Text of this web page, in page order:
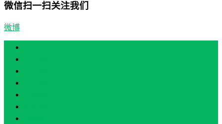
微信扫一扫关注我们
微博